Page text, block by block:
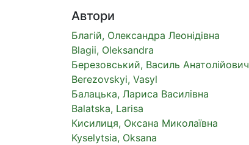
Автори
Благій, Олександра Леонідівна
Blagii, Oleksandra
Березовський, Василь Анатолійович
Berezovskyi, Vasyl
Балацька, Лариса Василівна
Balatska, Larisa
Кисилиця, Оксана Миколаївна
Kyselytsia, Oksana